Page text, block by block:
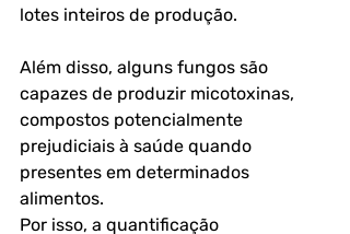
lotes inteiros de produção.
Além disso, alguns fungos são
capazes de produzir micotoxinas,
compostos potencialmente
prejudiciais à saúde quando
presentes em determinados
alimentos.
Por isso, a quantificação